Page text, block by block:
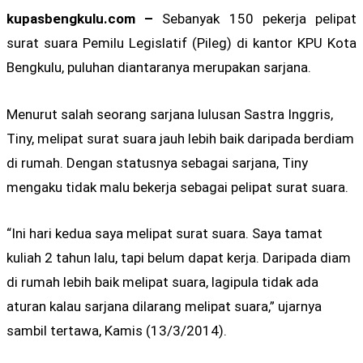
kupasbengkulu.com – Sebanyak 150 pekerja pelipat
surat suara Pemilu Legislatif (Pileg) di kantor KPU Kota
Bengkulu, puluhan diantaranya merupakan sarjana.
Menurut salah seorang sarjana lulusan Sastra Inggris,
Tiny, melipat surat suara jauh lebih baik daripada berdiam
di rumah. Dengan statusnya sebagai sarjana, Tiny
mengaku tidak malu bekerja sebagai pelipat surat suara.
“Ini hari kedua saya melipat surat suara. Saya tamat
kuliah 2 tahun lalu, tapi belum dapat kerja. Daripada diam
di rumah lebih baik melipat suara, lagipula tidak ada
aturan kalau sarjana dilarang melipat suara,” ujarnya
sambil tertawa, Kamis (13/3/2014).